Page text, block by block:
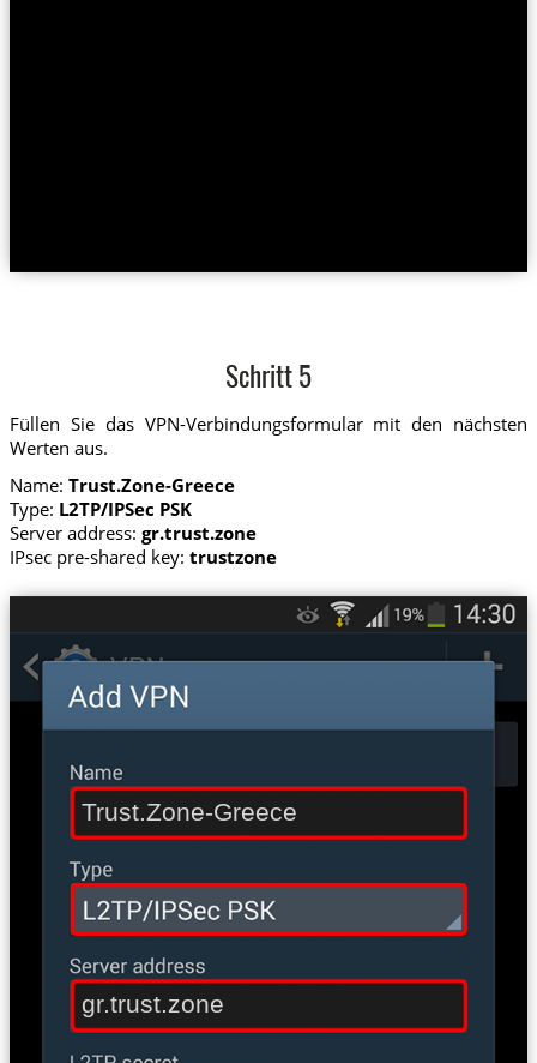
Schritt 5
Füllen Sie das VPN-Verbindungsformular mit den nächsten
Werten aus.
Name: Trust.Zone-Greece
Type: L2TP/IPSec PSK
Server address: gr.trust.zone
IPsec pre-shared key: trustzone
Trust.Zone-Greece
gr.trust.zone